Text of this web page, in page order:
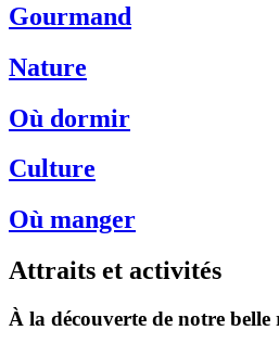
Gourmand
Nature
Où dormir
Culture
Où manger
Attraits et activités
À la découverte de notre belle